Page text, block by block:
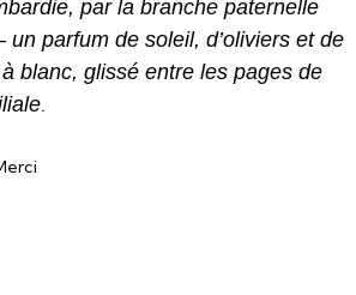
par la branche paternelle
parfum de soleil, d’oliviers et de
blanc, glissé entre les pages de